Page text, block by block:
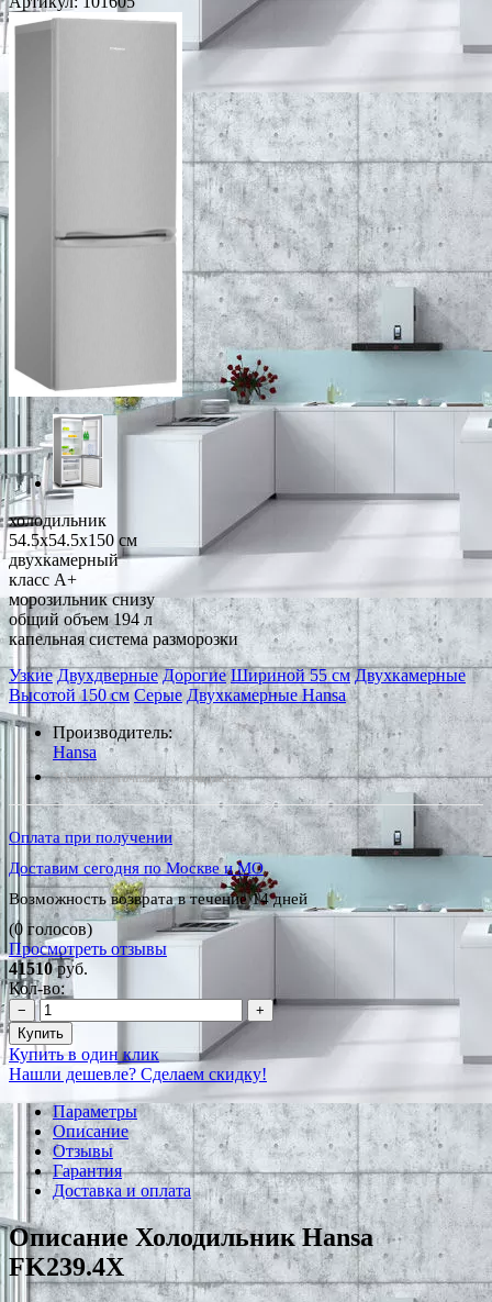
холодильник
54.5x54.5x150 см
двухкамерный
класс A+
морозильник снизу
общий объем 194 л
капельная система разморозки
Узкие Двухдверные Дорогие Шириной 55 см Двухкамерные
Высотой 150 см Серые Двухкамерные Hansa
Производитель:
Hansa
*Наличие уточняйте у менеджера
Оплата при получении
Доставим сегодня по Москве и МО
Возможность возврата в течение 14 дней
(0 голосов)
Просмотреть отзывы
41510руб.
Кол-во:
−
+
Купить
Купить в один клик
Нашли дешевле? Сделаем скидку!
Параметры
Описание
Отзывы
Гарантия
Доставка и оплата
Описание Холодильник Hansa
FK239.4X